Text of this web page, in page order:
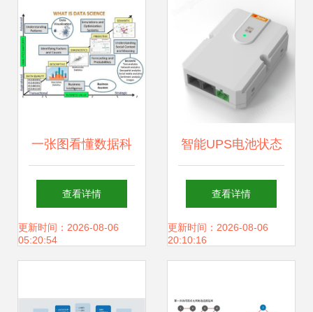
一张图看懂数据科
学 英特尔72核
Xeon Phi掀起计算
查看详情
更新时间：2026-08-06
05:20:54
智能UPS电池状态
预警系统的数据处
理 从数据采集到精
查看详情
更新时间：2026-08-06
20:10:16